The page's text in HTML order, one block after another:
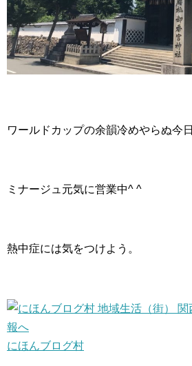
ワールドカップの余韻冷めやらぬ今日
ミナージュ元気に営業中^ ^
熱中症には気をつけよう。
にほんブログ村